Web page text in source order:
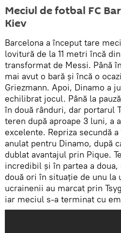
Meciul de fotbal FC
Kiev
Barcelona a început tare
lovitură de la 11 metri încă
transformat de Messi. Până
mai avut o bară şi încă o
Griezmann. Apoi, Dinamo a
echilibrat jocul. Până la
în două rânduri, dar portarul
teren după aproape 3 luni, a
excelente. Repriza secundă
anulat pentru Dinamo, după
dublat avantajul prin Pique.
incredibil și în partea a
două ori în situație de unu la
ucrainenii au marcat prin
iar meciul s-a terminat cu